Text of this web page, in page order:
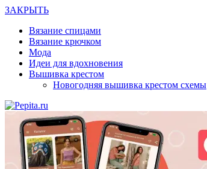
ЗАКРЫТЬ
Вязание спицами
Вязание крючком
Мода
Идеи для вдохновения
Вышивка крестом
Новогодняя вышивка крестом схемы